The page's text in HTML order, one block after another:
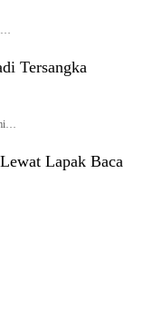
Tersangka
Lapak Baca